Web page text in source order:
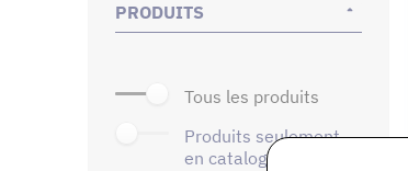
PRODUITS
tous les produits
produits seulement
en catalogue